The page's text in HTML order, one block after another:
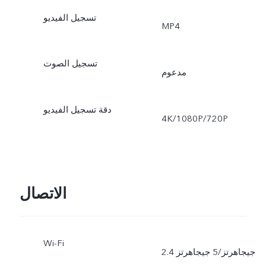
تسجيل الفيديو
MP4
تسجيل الصوت
مدعوم
دقة تسجيل الفيديو
4K/1080P/720P
الاتصال
Wi-Fi
2.4 جيجاهرتز/5 جيجاهرتز